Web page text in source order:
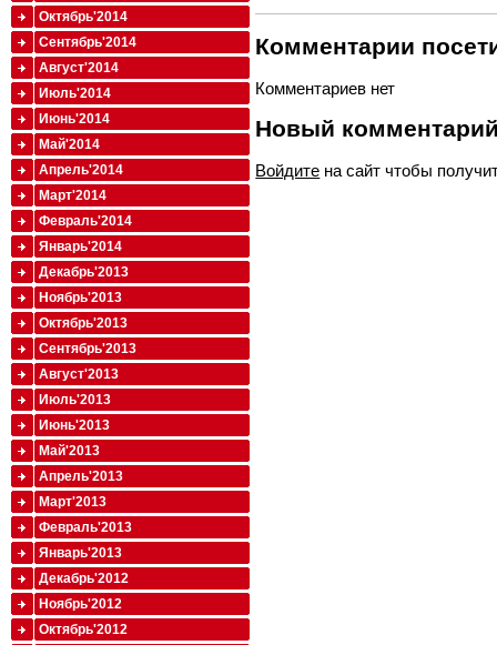
Комментарии
Комментариев нет
Новый
Войдите на сайт чтобы
Октябрь'2014
Сентябрь'2014
Август'2014
Июль'2014
Июнь'2014
Май'2014
Апрель'2014
Март'2014
Февраль'2014
Январь'2014
Декабрь'2013
Ноябрь'2013
Октябрь'2013
Сентябрь'2013
Август'2013
Июль'2013
Июнь'2013
Май'2013
Апрель'2013
Март'2013
Февраль'2013
Январь'2013
Декабрь'2012
Ноябрь'2012
Октябрь'2012